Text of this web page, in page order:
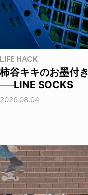
LIFE HACK
柿谷キキのお墨付き
──LINE SOCKS
2026.08.04